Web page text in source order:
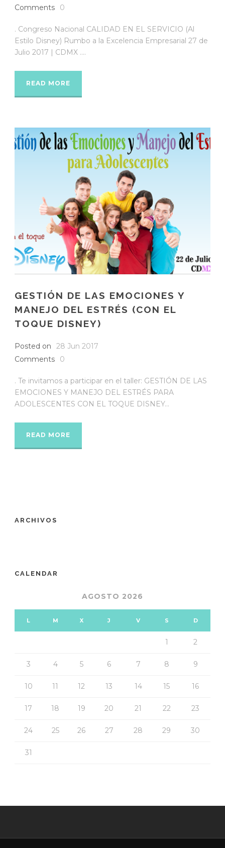
Comments
0
. Congreso Nacional CALIDAD EN EL SERVICIO (Al
Estilo Disney) Rumbo a la Excelencia Empresarial 27 de
Julio 2017 | CDMX ....
READ MORE
GESTIÓN DE LAS EMOCIONES Y
MANEJO DEL ESTRÉS (CON EL
TOQUE DISNEY)
Posted on
28 Jun 2017
Comments
0
. Te invitamos a participar en el taller: GESTIÓN DE LAS
EMOCIONES Y MANEJO DEL ESTRÉS PARA
ADOLESCENTES CON EL TOQUE DISNEY...
READ MORE
ARCHIVOS
CALENDAR
AGOSTO 2026
L M X J V S D
1 2
3 4 5 6 7 8 9
10 11 12 13 14 15 16
17 18 19 20 21 22 23
24 25 26 27 28 29 30
31